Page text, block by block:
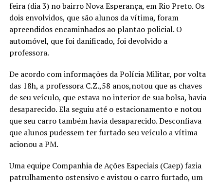
feira (dia 3) no bairro Nova Esperança, em Rio Preto. Os
dois envolvidos, que são alunos da vítima, foram
apreendidos encaminhados ao plantão policial. O
automóvel, que foi danificado, foi devolvido a
professora.
De acordo com informações da Polícia Militar, por volta
das 18h, a professora C.Z.,58 anos,notou que as chaves
de seu veículo, que estava no interior de sua bolsa, havia
desaparecido. Ela seguiu até o estacionamento e notou
que seu carro também havia desaparecido. Desconfiava
que alunos pudessem ter furtado seu veículo a vítima
acionou a PM.
Uma equipe Companhia de Ações Especiais (Caep) fazia
patrulhamento ostensivo e avistou o carro furtado, um